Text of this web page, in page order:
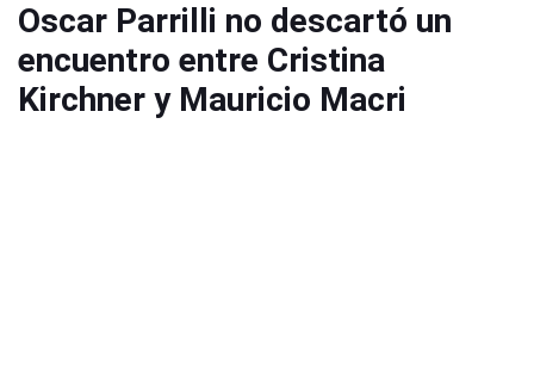
Oscar Parrilli no descartó un
encuentro entre Cristina
Kirchner y Mauricio Macri